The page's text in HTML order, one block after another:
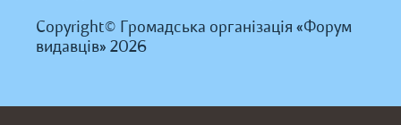
Copyright© Громадська організація «Форум
видавців» 2026